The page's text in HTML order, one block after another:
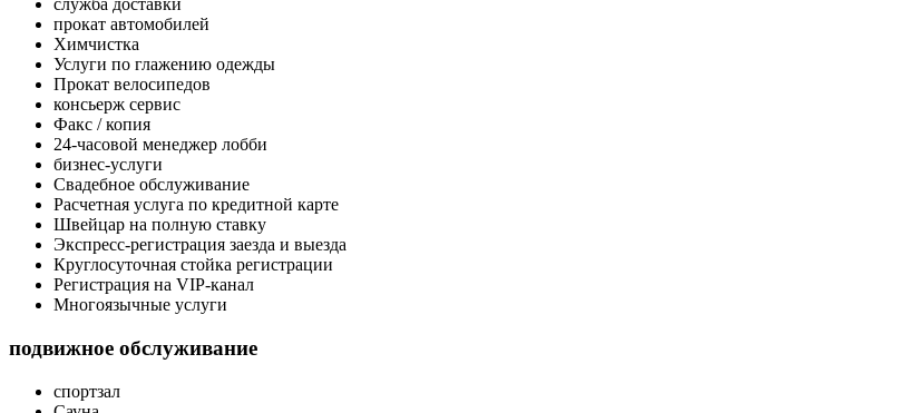
служба доставки
прокат автомобилей
Химчистка
Услуги по глажению одежды
Прокат велосипедов
консьерж сервис
Факс / копия
24-часовой менеджер лобби
бизнес-услуги
Свадебное обслуживание
Расчетная услуга по кредитной карте
Швейцар на полную ставку
Экспресс-регистрация заезда и выезда
Круглосуточная стойка регистрации
Регистрация на VIP-канал
Многоязычные услуги
подвижное обслуживание
спортзал